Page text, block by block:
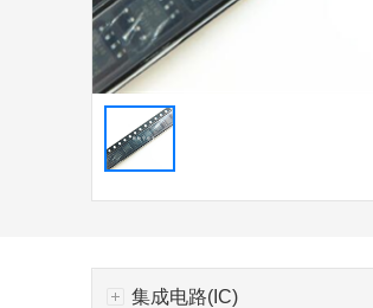
集成电路(IC)